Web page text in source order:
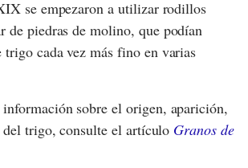
se empezaron a utilizar rodillos
de piedras de molino, que podían
cada vez más fino en varias
información sobre el origen, aparición,
trigo, consulte el artículo Granos de